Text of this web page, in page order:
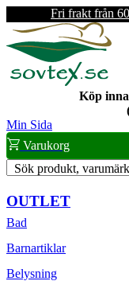
Fri frakt från
Köp
Min Sida
Varukorg
Sök produkt,
OUTLET
Bad
Barnartiklar
Belysning